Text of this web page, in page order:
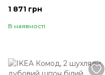
1 871 грн
В наявності